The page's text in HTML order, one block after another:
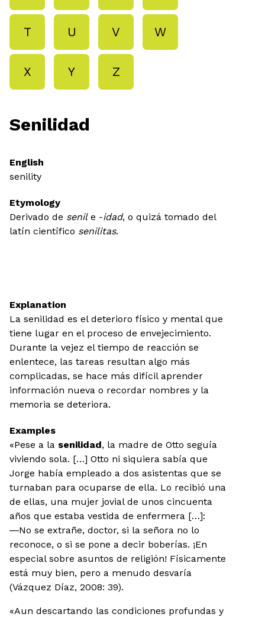
T U V W
X Y Z
Senilidad
English
senility
Etymology
Derivado de senile -idad, o quizá tomado del
latín científico senilitas.
Explanation
La senilidad es el deterioro físico y mental que
tiene lugar en el proceso de envejecimiento.
Durante la vejez el tiempo de reacción se
enlentece, las tareas resultan algo más
complicadas, se hace más difícil aprender
información nueva o recordar nombres y la
memoria se deteriora.
Examples
«Pese a la senilidad, la madre de Otto seguía
viviendo sola. […] Otto ni siquiera sabía que
Jorge había empleado a dos asistentas que se
turnaban para ocuparse de ella. Lo recibió una
de ellas, una mujer jovial de unos cincuenta
años que estaba vestida de enfermera […]:
―No se extrañe, doctor, si la señora no lo
reconoce, o si se pone a decir boberías. ¡En
especial sobre asuntos de religión! Físicamente
está muy bien, pero a menudo desvaría
(Vázquez Díaz, 2008: 39).
«Aun descartando las condiciones profundas y